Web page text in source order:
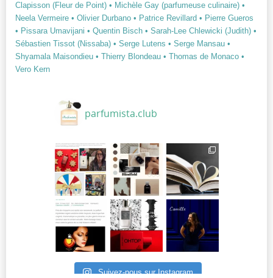
Clapisson (Fleur de Point) • Michèle Gay (parfumeuse culinaire) •
Neela Vermeire • Olivier Durbano • Patrice Revillard • Pierre Gueros
• Pissara Umavijani • Quentin Bisch • Sarah-Lee Chlewicki (Judith) •
Sébastien Tissot (Nissaba) • Serge Lutens • Serge Mansau •
Shyamala Maisondieu • Thierry Blondeau • Thomas de Monaco •
Vero Kern
parfumista.club
Suivez-nous sur Instagram